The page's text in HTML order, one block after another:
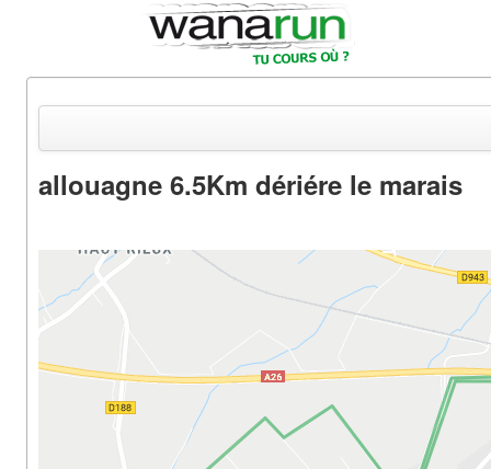
Equipements & Tests
Parcours & Courses
allouagne 6.5Km dériére le marais